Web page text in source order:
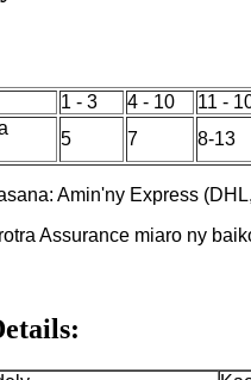
1 - 3 4 - 10 11 -
5 7 8-13
Amin'ny Express
Assurance miaro ny